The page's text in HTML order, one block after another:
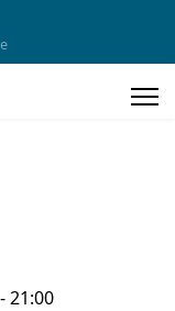
21:00